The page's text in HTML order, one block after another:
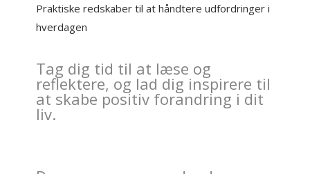
Praktiske redskaber til at håndtere udfordringer i
hverdagen
Tag dig tid til at læse og
reflektere, og lad dig inspirere til
at skabe positiv forandring i dit
liv.